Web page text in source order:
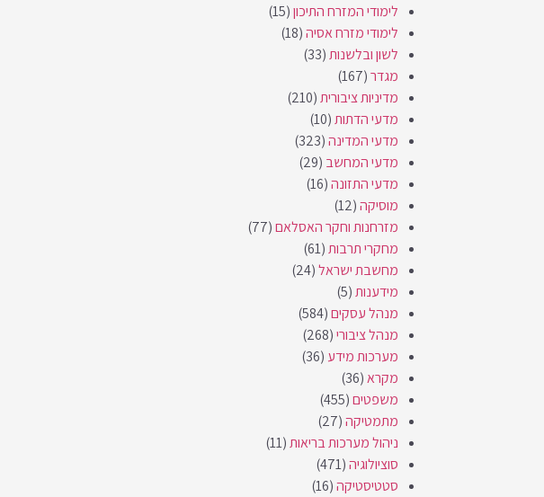
לימודי המזרח התיכון(15)
לימודי מזרח אסיה(18)
לשון ובלשנות(33)
מגדר(167)
מדיניות ציבורית(210)
מדעי הדתות(10)
מדעי המדינה(323)
מדעי המחשב (29)
מדעי התזונה(16)
מוסיקה(12)
מזרחנות וחקר האסלאם(77)
מחקרי תרבות(61)
מחשבת ישראל(24)
מידענות(5)
מנהל עסקים(584)
מנהל ציבורי(268)
מערכות מידע (36)
מקרא(36)
משפטים(455)
מתמטיקה(27)
ניהול מערכות בריאות(11)
סוציולוגיה(471)
סטטיסטיקה(16)